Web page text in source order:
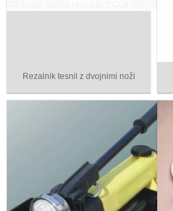
Rezalnik tesnil z dvojnimi noži